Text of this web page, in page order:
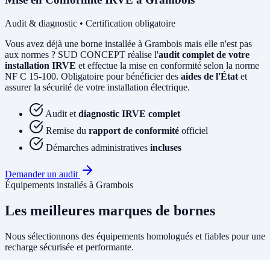
Audit & diagnostic • Certification obligatoire
Vous avez déjà une borne installée à Grambois mais elle n'est pas
aux normes ? SUD CONCEPT réalise l'audit complet de votre
installation IRVE et effectue la mise en conformité selon la norme
NF C 15-100. Obligatoire pour bénéficier des aides de l'État et
assurer la sécurité de votre installation électrique.
Audit et diagnostic IRVE complet
Remise du rapport de conformité officiel
Démarches administratives incluses
Demander un audit
Équipements installés à Grambois
Les meilleures marques de bornes
Nous sélectionnons des équipements homologués et fiables pour une
recharge sécurisée et performante.